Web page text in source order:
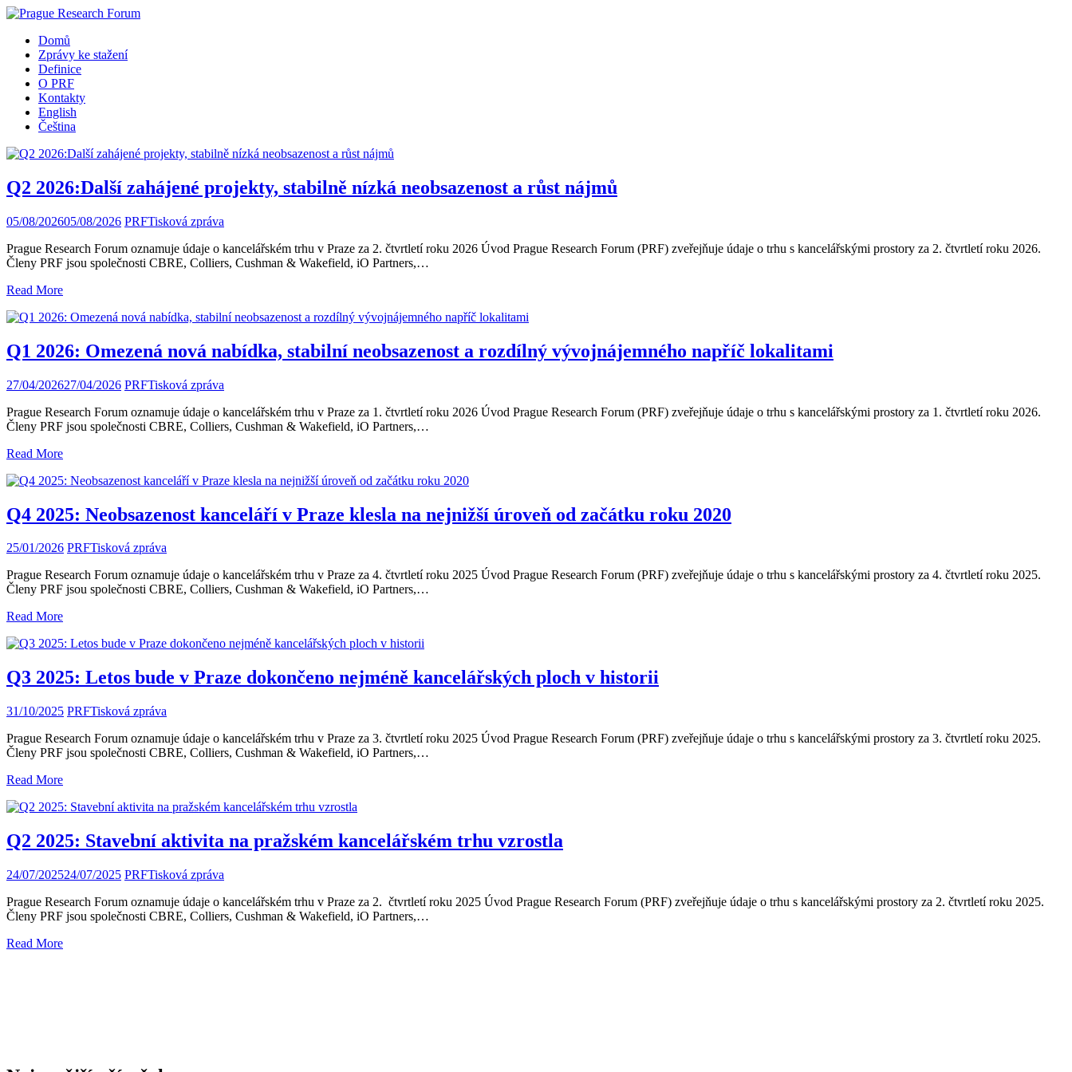
Domů
Zprávy ke stažení
Definice
O PRF
Kontakty
English
Čeština
Q2 2026:Další zahájené projekty, stabilně nízká neobsazenost a růst nájmů
05/08/202605/08/2026 PRFTisková zpráva
Prague Research Forum oznamuje údaje o kancelářském trhu v Praze za 2. čtvrtletí roku 2026 Úvod Prague Research Forum (PRF) zveřejňuje údaje o trhu s kancelářskými prostory za 2. čtvrtletí roku 2026.
Členy PRF jsou společnosti CBRE, Colliers, Cushman & Wakefield, iO Partners,…
Read More
Q1 2026: Omezená nová nabídka, stabilní neobsazenost a rozdílný vývojnájemného napříč lokalitami
27/04/202627/04/2026 PRFTisková zpráva
Prague Research Forum oznamuje údaje o kancelářském trhu v Praze za 1. čtvrtletí roku 2026 Úvod Prague Research Forum (PRF) zveřejňuje údaje o trhu s kancelářskými prostory za 1. čtvrtletí roku 2026.
Členy PRF jsou společnosti CBRE, Colliers, Cushman & Wakefield, iO Partners,…
Read More
Q4 2025: Neobsazenost kanceláří v Praze klesla na nejnižší úroveň od začátku roku 2020
25/01/2026 PRFTisková zpráva
Prague Research Forum oznamuje údaje o kancelářském trhu v Praze za 4. čtvrtletí roku 2025 Úvod Prague Research Forum (PRF) zveřejňuje údaje o trhu s kancelářskými prostory za 4. čtvrtletí roku 2025.
Členy PRF jsou společnosti CBRE, Colliers, Cushman & Wakefield, iO Partners,…
Read More
Q3 2025: Letos bude v Praze dokončeno nejméně kancelářských ploch v historii
31/10/2025 PRFTisková zpráva
Prague Research Forum oznamuje údaje o kancelářském trhu v Praze za 3. čtvrtletí roku 2025 Úvod Prague Research Forum (PRF) zveřejňuje údaje o trhu s kancelářskými prostory za 3. čtvrtletí roku 2025.
Členy PRF jsou společnosti CBRE, Colliers, Cushman & Wakefield, iO Partners,…
Read More
Q2 2025: Stavební aktivita na pražském kancelářském trhu vzrostla
24/07/202524/07/2025 PRFTisková zpráva
Prague Research Forum oznamuje údaje o kancelářském trhu v Praze za 2. čtvrtletí roku 2025 Úvod Prague Research Forum (PRF) zveřejňuje údaje o trhu s kancelářskými prostory za 2. čtvrtletí roku 2025.
Členy PRF jsou společnosti CBRE, Colliers, Cushman & Wakefield, iO Partners,…
Read More